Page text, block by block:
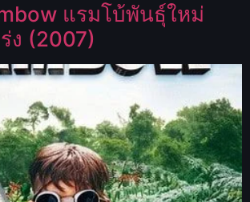
แรมโบ้พันธุ์ใหม่
ง (2007)